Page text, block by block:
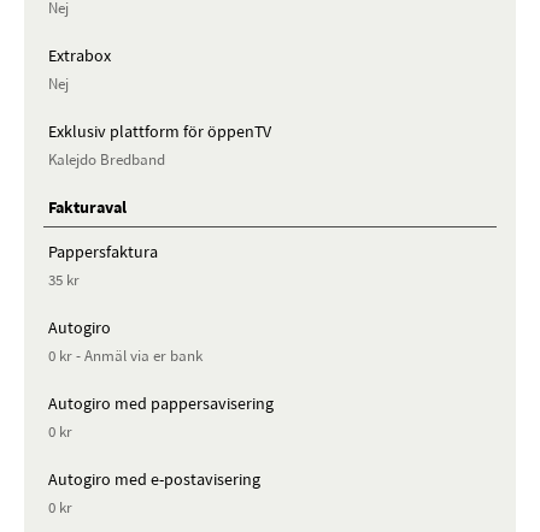
Nej
Extrabox
Nej
Exklusiv plattform för öppenTV
Kalejdo Bredband
Fakturaval
Pappersfaktura
35 kr
Autogiro
0 kr - Anmäl via er bank
Autogiro med pappersavisering
0 kr
Autogiro med e-postavisering
0 kr